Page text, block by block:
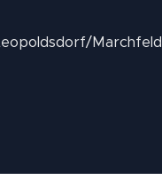
Marchfeld